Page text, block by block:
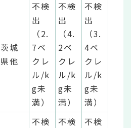
茨城
県他
不検
出
（2.
7ベ
クレ
ル/k
g未
満）
不検
出
（4.
2ベ
クレ
ル/k
g未
満）
不検
出
（3.
4ベ
クレ
ル/k
g未
満）
不検
不検
不検